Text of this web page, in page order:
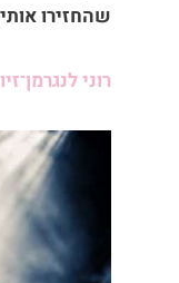
שהחזירו
רוני לנגרמן־זיו